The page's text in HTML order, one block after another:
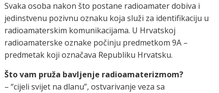
Svaka osoba nakon što postane radioamater dobiva i
jedinstvenu pozivnu oznaku koja služi za identifikaciju u
radioamaterskim komunikacijama. U Hrvatskoj
radioamaterske oznake počinju predmetkom 9A –
predmetak koji označava Republiku Hrvatsku.
Što vam pruža bavljenje radioamaterizmom?
– “cijeli svijet na dlanu”, ostvarivanje veza sa